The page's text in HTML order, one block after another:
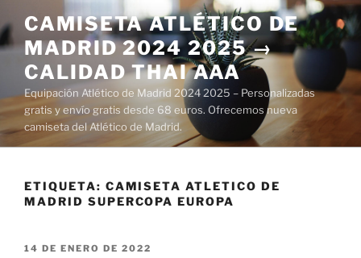
al
contenido
CAMISETA ATLÉTICO DE
MADRID 2024 2025 →
CALIDAD THAI AAA
Equipación Atlético de Madrid 2024 2025 – Personalizadas
gratis y envío gratis desde 68 euros. Ofrecemos nueva
camiseta del Atlético de Madrid.
ETIQUETA: CAMISETA ATLETICO DE
MADRID SUPERCOPA EUROPA
PUBLICADO
14 DE ENERO DE 2022